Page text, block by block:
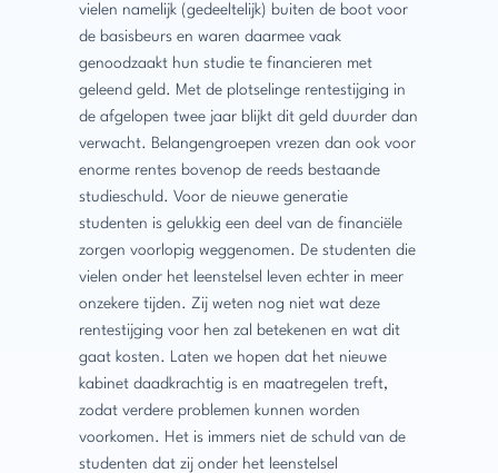
vielen namelijk (gedeeltelijk) buiten de boot voor
de basisbeurs en waren daarmee vaak
genoodzaakt hun studie te financieren met
geleend geld. Met de plotselinge rentestijging in
de afgelopen twee jaar blijkt dit geld duurder dan
verwacht. Belangengroepen vrezen dan ook voor
enorme rentes bovenop de reeds bestaande
studieschuld. Voor de nieuwe generatie
studenten is gelukkig een deel van de financiële
zorgen voorlopig weggenomen. De studenten die
vielen onder het leenstelsel leven echter in meer
onzekere tijden. Zij weten nog niet wat deze
rentestijging voor hen zal betekenen en wat dit
gaat kosten. Laten we hopen dat het nieuwe
kabinet daadkrachtig is en maatregelen treft,
zodat verdere problemen kunnen worden
voorkomen. Het is immers niet de schuld van de
studenten dat zij onder het leenstelsel